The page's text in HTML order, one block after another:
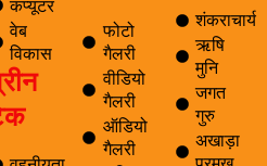
कंप्यूटर
वेब
विकास
फोटो
गैलरी
वीडियो
गैलरी
ऑडियो
गैलरी
शंकराचार्य
ऋषि
मुनि
जगत
गुरु
अखाड़ा